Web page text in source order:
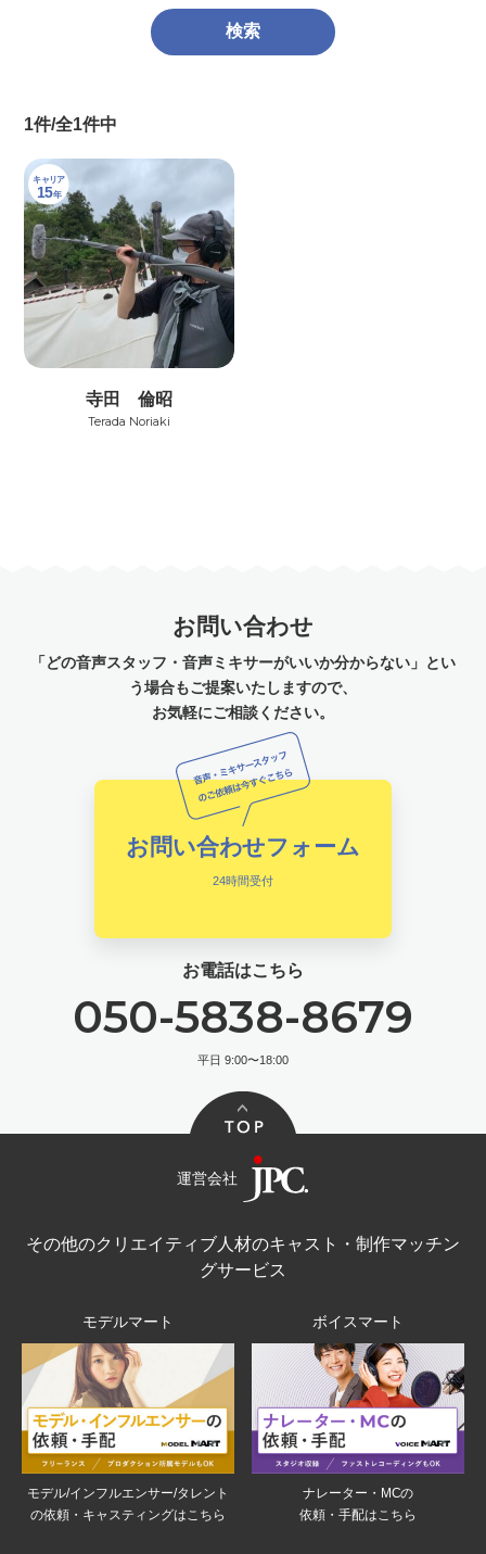
1件/全1件中
キャリア
15年
寺田 倫昭
Terada Noriaki
お問い合わせ
「どの音声スタッフ・音声ミキサーがいいか分からない」とい
う場合もご提案いたしますので、
お気軽にご相談ください。
お問い合わせフォーム
24時間受付
お電話はこちら
050-5838-8679
平日 9:00〜18:00
運営会社
その他のクリエイティブ人材のキャスト・制作マッチン
グサービス
モデルマート
モデル/インフルエンサー/タレント
の依頼・キャスティングはこちら
ボイスマート
ナレーター・MCの
依頼・手配はこちら